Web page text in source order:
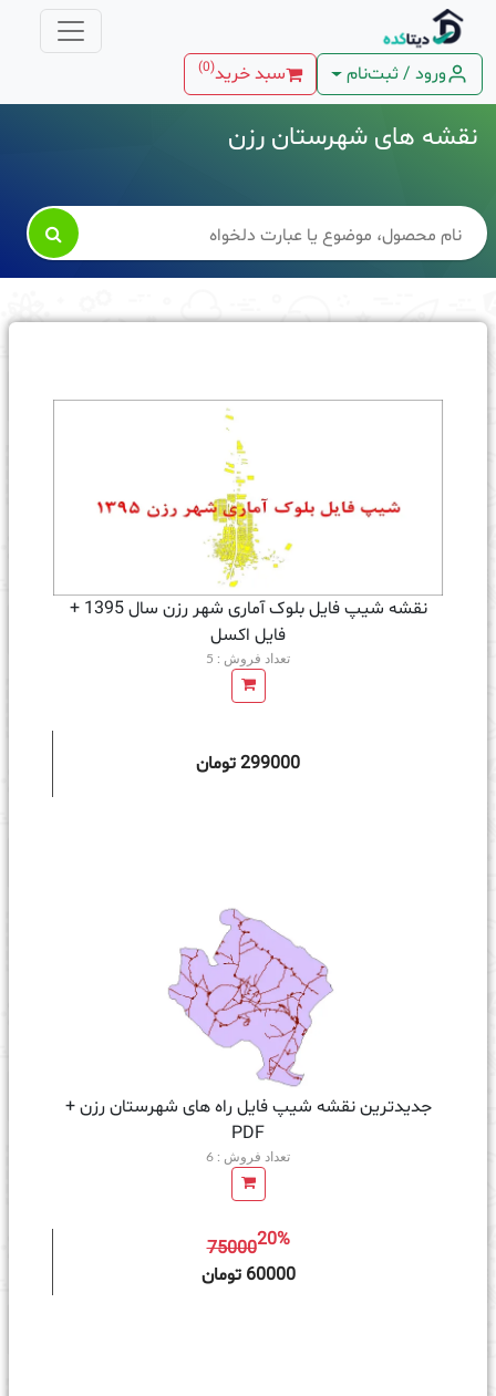
ورود / ثبت‌نام سبد خرید(
0
)
نقشه های شهرستان رزن

نقشه شیپ فایل بلوک آماری شهر رزن سال 1395 +
فايل اكسل
تعداد فروش : 5
299000 تومان
جدیدترین نقشه شیپ فایل راه های شهرستان رزن +
PDF
تعداد فروش : 6
7500020%
60000 تومان